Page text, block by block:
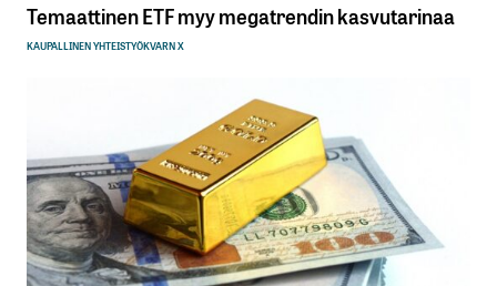
Temaattinen ETF myy megatrendin kasvutarinaa
KAUPALLINEN YHTEISTYÖKVARN X